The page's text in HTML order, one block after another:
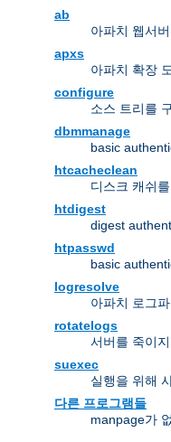
ab
아파치 웹서
apxs
아파치 확장
configure
소스 트리를
dbmmanage
basic
htcacheclean
디스크 캐쉬
htdigest
digest
htpasswd
basic
logresolve
아파치 로그
rotatelogs
서버를 죽이
suexec
실행을 위해
다른 프로그램들
manpage가